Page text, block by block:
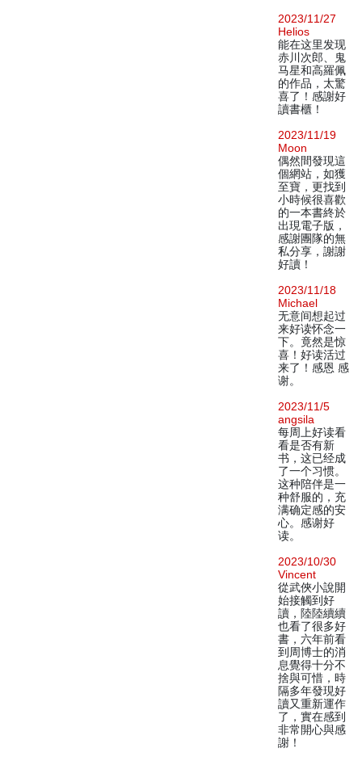
2023/11/27
Helios
能在这里发现
赤川次郎、鬼
马星和高羅佩
的作品，太驚
喜了！感謝好
讀書櫃！
2023/11/19
Moon
偶然間發現這
個網站，如獲
至寶，更找到
小時候很喜歡
的一本書終於
出現電子版，
感謝團隊的無
私分享，謝謝
好讀！
2023/11/18
Michael
无意间想起过
来好读怀念一
下。竟然是惊
喜！好读活过
来了！感恩 感
谢。
2023/11/5
angsila
每周上好读看
看是否有新
书，这已经成
了一个习惯。
这种陪伴是一
种舒服的，充
满确定感的安
心。感谢好
读。
2023/10/30
Vincent
從武俠小說開
始接觸到好
讀，陸陸續續
也看了很多好
書，六年前看
到周博士的消
息覺得十分不
捨與可惜，時
隔多年發現好
讀又重新運作
了，實在感到
非常開心與感
謝！